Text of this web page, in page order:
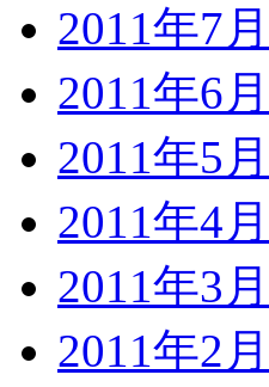
2011年7月
2011年6月
2011年5月
2011年4月
2011年3月
2011年2月